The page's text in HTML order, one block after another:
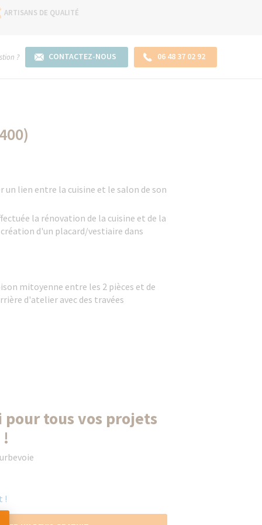
ARTISANS DE QUALITÉ
? CONTACTEZ-NOUS 06 48 37 02 92
un lien entre la cuisine et le salon de son
la rénovation de la cuisine et de la
d'un placard/vestiaire dans
mitoyenne entre les 2 pièces et de
d'atelier avec des travées
pour tous vos projets
!